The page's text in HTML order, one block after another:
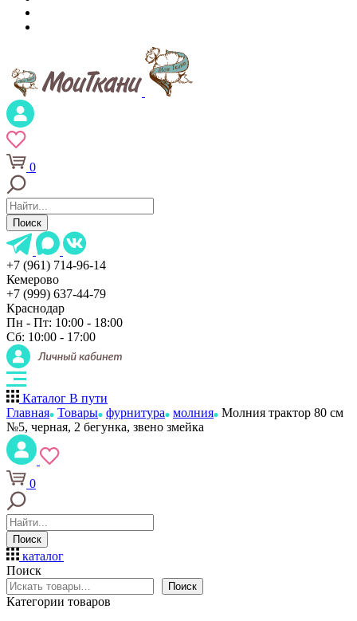
0
Поиск
+7 (961) 714-96-14
Кемерово
+7 (999) 637-44-79
Краснодар
Пн - Пт: 10:00 - 18:00
Сб: 10:00 - 17:00
Каталог В пути
Главная Товары фурнитура молния Молния трактор 80 см
№5, черная, 2 бегунка, звено змейка
0
Поиск
каталог
Поиск
Поиск
Категории товаров